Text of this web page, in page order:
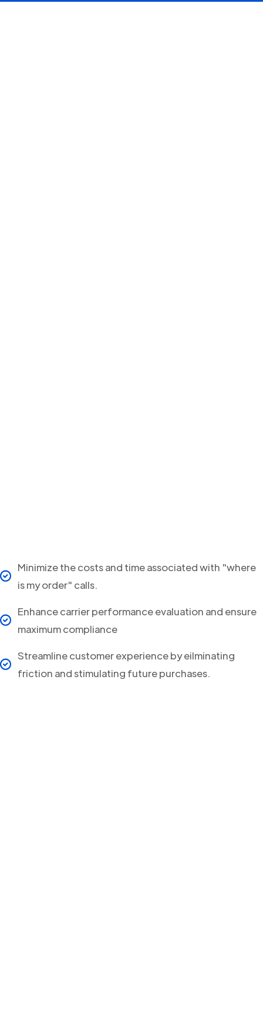
Minimize the costs and time associated with "where
is my order" calls.
Enhance carrier performance evaluation and ensure
maximum compliance
Streamline customer experience by eilminating
friction and stimulating future purchases.